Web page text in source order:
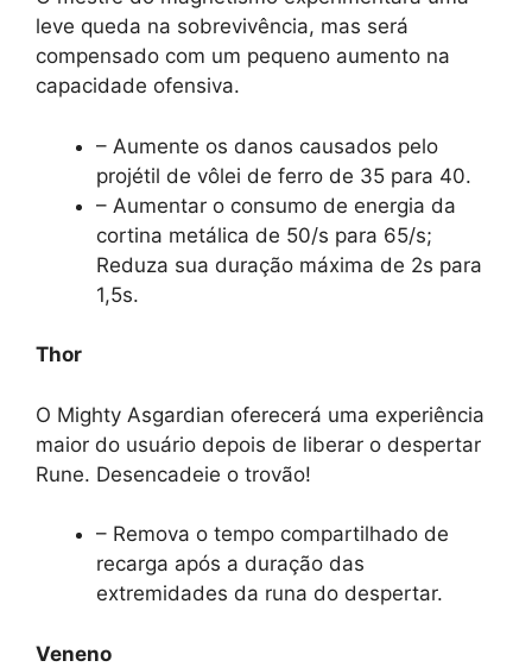
leve queda na sobrevivência, mas será
compensado com um pequeno aumento na
capacidade ofensiva.
– Aumente os danos causados ​​pelo
projétil de vôlei de ferro de 35 para 40.
– Aumentar o consumo de energia da
cortina metálica de 50/s para 65/s;
Reduza sua duração máxima de 2s para
1,5s.
Thor
O Mighty Asgardian oferecerá uma experiência
maior do usuário depois de liberar o despertar
Rune. Desencadeie o trovão!
– Remova o tempo compartilhado de
recarga após a duração das
extremidades da runa do despertar.
Veneno